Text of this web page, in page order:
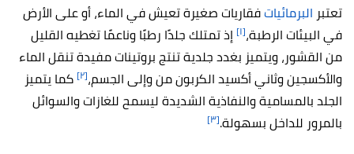
تعتبر البرمائياتفقاريات صغيرة تعيش في الماء، أو على الأرض
في البيئات الرطبة،[١] إذ تمتلك جلدًا رطبًا وناعمًا تغطيه القليل
من القشور، ويتميز بغدد جلدية تنتج بروتينات مفيدة تنقل الماء
والأكسجين وثاني أكسيد الكربون من وإلى الجسم،[٢]
كما يتميز
الجلد بالمسامية والنفاذية الشديدة ليسمح للغازات والسوائل
بالمرور للداخل بسهولة.[٣]